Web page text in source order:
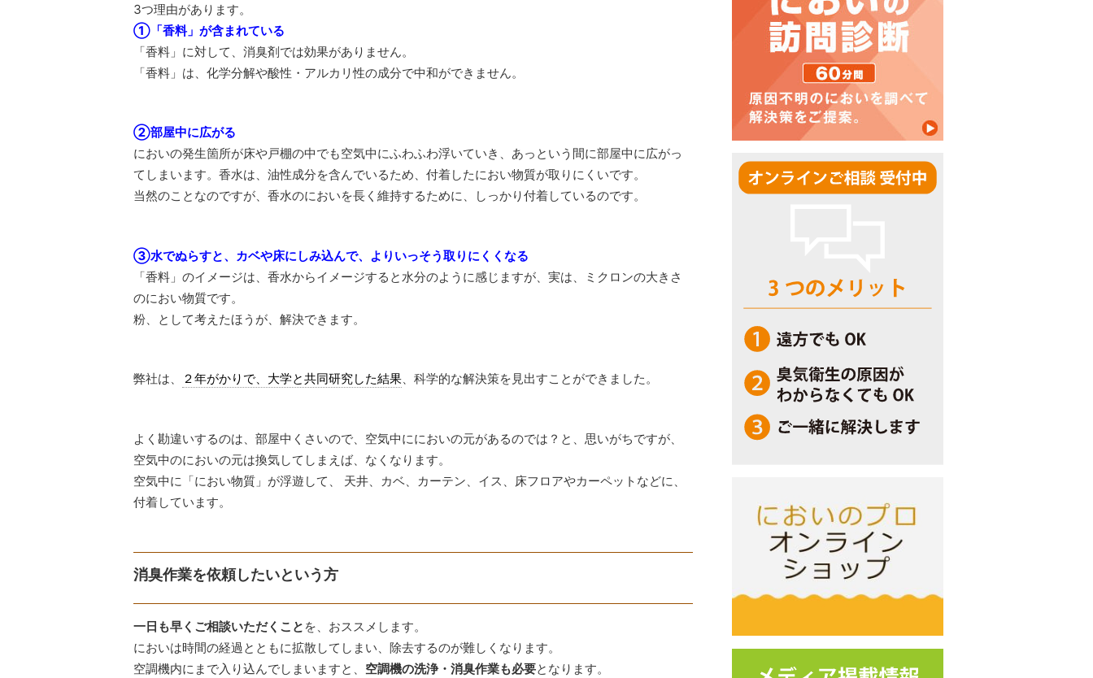
3つ理由があります。
①「香料」が含まれている
「香料」に対して、消臭剤では効果がありません。
「香料」は、化学分解や酸性・アルカリ性の成分で中和ができません。
②部屋中に広がる
においの発生箇所が床や戸棚の中でも空気中にふわふわ浮いていき、あっという間に部屋中に広がっ
てしまいます。香水は、油性成分を含んでいるため、付着したにおい物質が取りにくいです。
当然のことなのですが、香水のにおいを長く維持するために、しっかり付着しているのです。
③水でぬらすと、カベや床にしみ込んで、よりいっそう取りにくくなる
「香料」のイメージは、香水からイメージすると水分のように感じますが、実は、ミクロンの大きさ
のにおい物質です。
粉、として考えたほうが、解決できます。
弊社は、 ２年がかりで、大学と共同研究した結果、科学的な解決策を見出すことができました。
よく勘違いするのは、部屋中くさいので、空気中ににおいの元があるのでは？と、思いがちですが、
空気中のにおいの元は換気してしまえば、なくなります。
空気中に「におい物質」が浮遊して、 天井、カベ、カーテン、イス、床フロアやカーペットなどに、
付着しています。
消臭作業を依頼したいという方
一日も早くご相談いただくこと を、おススメします。
においは時間の経過とともに拡散してしまい、除去するのが難しくなります。
空調機内にまで入り込んでしまいますと、 空調機の洗浄・消臭作業も必要となります。